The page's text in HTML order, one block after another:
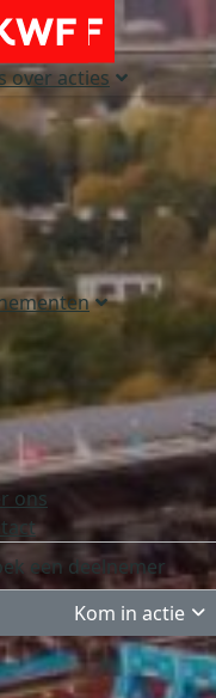
over acties
ons
Kom in actie